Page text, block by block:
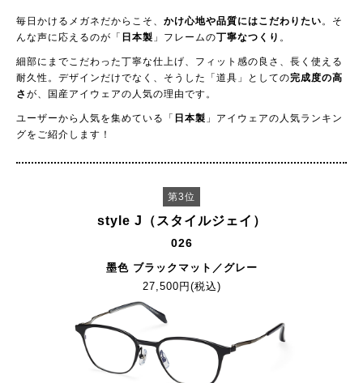
毎日かけるメガネだからこそ、 かけ心地や品質にはこだわりたい。そ
んな声に応えるのが「 日本製 」フレームの丁寧なつくり 。
細部にまでこだわった丁寧な仕上げ、フィット感の良さ、長く使える
耐久性。デザインだけでなく、そうした「道具」としての完成度の高
さ が、国産アイウェアの人気の理由です。
ユーザーから人気を集めている「 日本製 」アイウェアの人気ランキン
グをご紹介します！
第3位
style J（スタイルジェイ）
026
墨色 ブラックマット／グレー
27,500円(税込)